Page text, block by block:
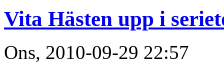
Vita Hästen upp i
Ons, 2010-09-29 22:57